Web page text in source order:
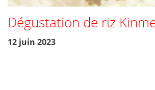
Dégustation de riz
12 juin 2023